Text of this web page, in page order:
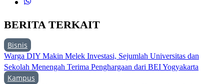
BERITA TERKAIT
Bisnis
Warga DIY Makin Melek Investasi, Sejumlah Universitas dan
Sekolah Menengah Terima Penghargaan dari BEI Yogyakarta
Kampus